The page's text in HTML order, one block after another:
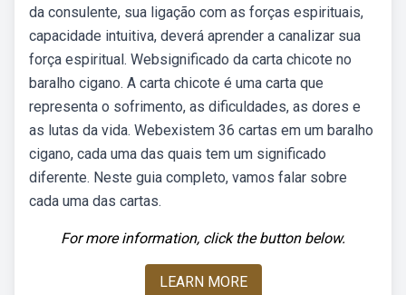
da consulente, sua ligação com as forças espirituais,
capacidade intuitiva, deverá aprender a canalizar sua
força espiritual. Websignificado da carta chicote no
baralho cigano. A carta chicote é uma carta que
representa o sofrimento, as dificuldades, as dores e
as lutas da vida. Webexistem 36 cartas em um baralho
cigano, cada uma das quais tem um significado
diferente. Neste guia completo, vamos falar sobre
cada uma das cartas.
For more information, click the button below.
LEARN MORE